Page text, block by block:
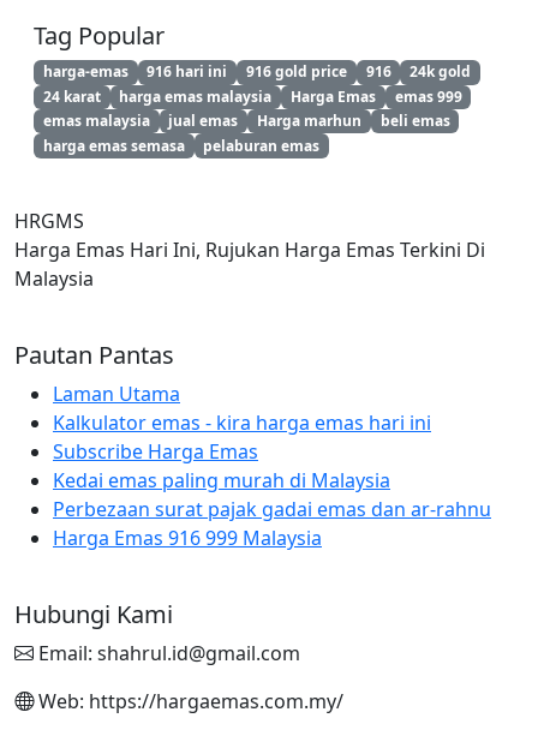
Tag Popular
harga-emas 916 hari ini 916 gold price 916
24k gold
24 karat
harga emas malaysia Harga Emas
emas 999
emas malaysia
jual emas Harga marhun
beli emas
harga emas semasa
pelaburan emas
HRGMS
Harga Emas Hari Ini, Rujukan Harga Emas Terkini Di
Malaysia
Pautan Pantas
Laman Utama
Kalkulator emas - kira harga emas hari ini
Subscribe Harga Emas
Kedai emas paling murah di Malaysia
Perbezaan surat pajak gadai emas dan ar-rahnu
Harga Emas 916 999 Malaysia
Hubungi Kami
Email: shahrul.id@gmail.com
Web: https://hargaemas.com.my/